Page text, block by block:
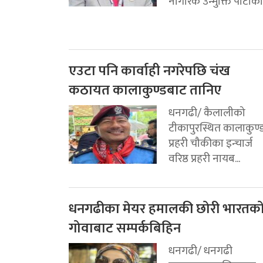
एउटा पनि कार्वाही नगरेपछि चंख
कठायत कालाकुण्डबाट तानिए
धनगढी/ कैलालीको
टीकापुरस्थित
प्रहरी चौकीका इन्चार्ज
वरिष्ठ प्रहरी नायब...
धनगढीका मेयर हमालकी छोरी
गोवाबाट सम्पर्कबिहिन
धनगढी/ धनगढी